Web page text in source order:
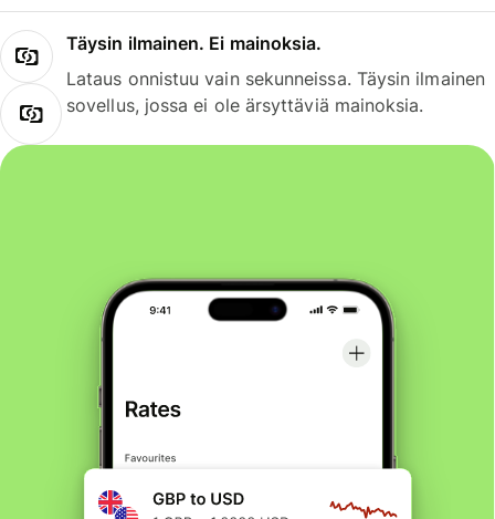
Täysin ilmainen. Ei mainoksia.
Lataus onnistuu vain sekunneissa. Täysin ilmainen
sovellus, jossa ei ole ärsyttäviä mainoksia.